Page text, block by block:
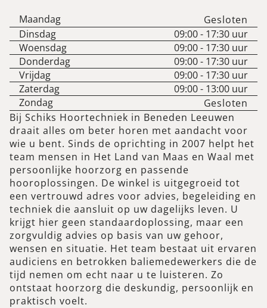
Maandag
Gesloten
Dinsdag
09:00- 17:30 uur
Woensdag
09:00- 17:30 uur
Donderdag
09:00- 17:30 uur
Vrijdag
09:00- 17:30 uur
Zaterdag
09:00- 13:00 uur
Zondag
Gesloten
Bij Schiks Hoortechniek in Beneden Leeuwen
draait alles om beter horen met aandacht voor
wie u bent. Sinds de oprichting in 2007 helpt het
team mensen in Het Land van Maas en Waal met
persoonlijke hoorzorg en passende
hooroplossingen. De winkel is uitgegroeid tot
een vertrouwd adres voor advies, begeleiding en
techniek die aansluit op uw dagelijks leven. U
krijgt hier geen standaardoplossing, maar een
zorgvuldig advies op basis van uw gehoor,
wensen en situatie. Het team bestaat uit ervaren
audiciens en betrokken baliemedewerkers die de
tijd nemen om echt naar u te luisteren. Zo
ontstaat hoorzorg die deskundig, persoonlijk en
praktisch voelt.